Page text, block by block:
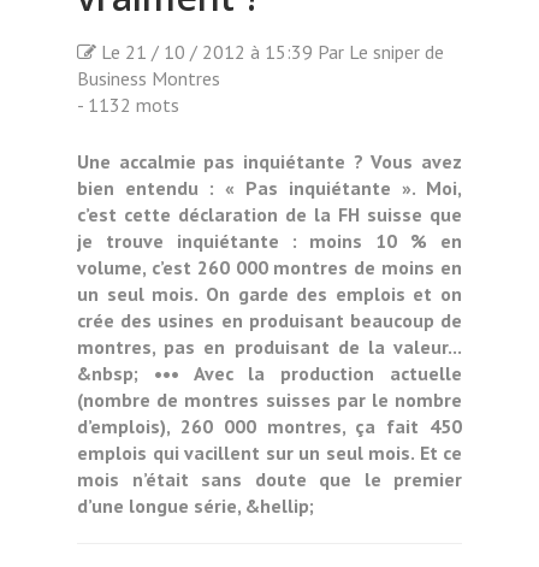
Le 21 / 10 / 2012 à 15:39 Par Le sniper de
Business Montres
- 1132 mots
Une accalmie pas inquiétante ? Vous avez
bien entendu : « Pas inquiétante ». Moi,
c’est cette déclaration de la FH suisse que
je trouve inquiétante : moins 10 % en
volume, c’est 260 000 montres de moins en
un seul mois. On garde des emplois et on
crée des usines en produisant beaucoup de
montres, pas en produisant de la valeur...
&nbsp; ••• Avec la production actuelle
(nombre de montres suisses par le nombre
d’emplois), 260 000 montres, ça fait 450
emplois qui vacillent sur un seul mois. Et ce
mois n’était sans doute que le premier
d’une longue série, &hellip;